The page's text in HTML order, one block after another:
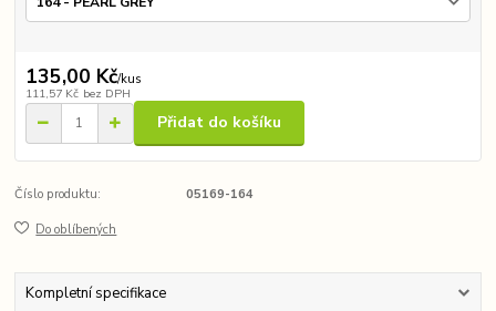
135,00 Kč/kus
111,57 Kč bez DPH
Přidat do košíku
Číslo produktu: 05169-164
Do oblíbených
Kompletní specifikace